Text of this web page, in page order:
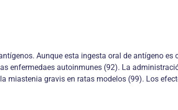
Aunque esta ingesta oral de antígeno es
enfermedaes autoinmunes (92). La
miastenia gravis en ratas modelos (99). Los